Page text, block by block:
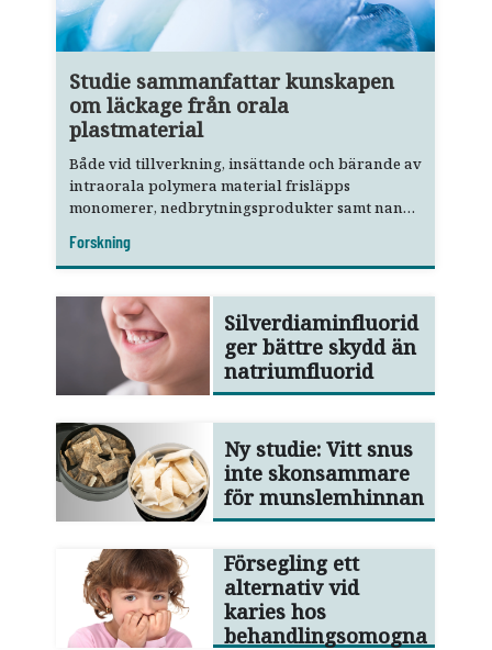
Studie sammanfattar kunskapen
om läckage från orala
plastmaterial
Både vid tillverkning, insättande och bärande av
intraorala polymera material frisläpps
monomerer, nedbrytningsprodukter samt nano-
Forskning
Silverdiaminfluorid
ger bättre skydd än
natriumfluorid
Ny studie: Vitt snus
inte skonsammare
för munslemhinnan
Försegling ett
alternativ vid
karies hos
behandlingsomogna